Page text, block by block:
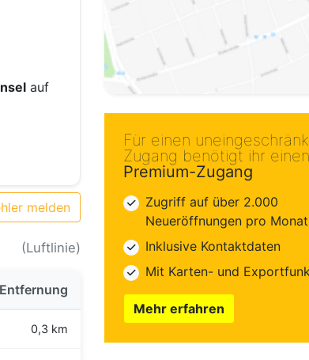
auf
melden
(Luftlinie)
Entfernung
0,3 km
Für einen
Zugang benötigt ihr einen
Premium-Zugang
Zugriff auf über 2.000
Neueröffnungen pro Monat
Inklusive Kontaktdaten
Mit Karten- und
Mehr erfahren